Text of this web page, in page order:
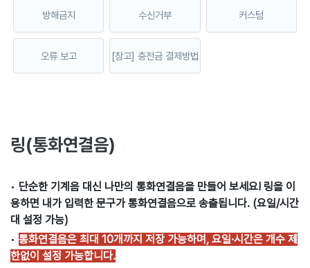
방해금지 수신거부 커스텀
오류 보고 [참고] 충전금 결제방법
링(통화연결음)
• 단순한 기계음 대신 나만의 통화연결음을 만들어 보세요! 링을 이
용하면 내가 입력한 문구가 통화연결음으로 송출됩니다. (요일/시간
대 설정 가능)
• 통화연결음은 최대 10개까지 저장 가능하며, 요일·시간은 개수 제
한없이 설정 가능합니다.